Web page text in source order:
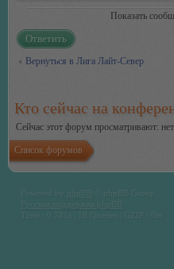
Показать
Ответить
Вернуться в Лига Лайт-Север
Кто сейчас на
Сейчас этот форум просматривают:
Список форумов
Time : 0.781s | 19 Queries | GZIP : On